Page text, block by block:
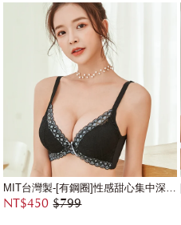
NT$450 $799